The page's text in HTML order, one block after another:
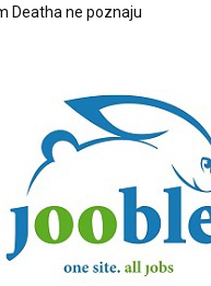
Deatha ne poznaju